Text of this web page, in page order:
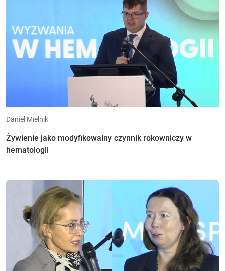
Daniel Mielnik
Żywienie jako modyfikowalny czynnik rokowniczy w
hematologii